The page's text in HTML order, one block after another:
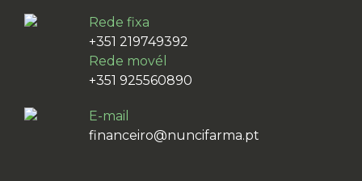
Rede fixa
+351 219749392
Rede movél
+351 925560890
E-mail
financeiro@nuncifarma.pt